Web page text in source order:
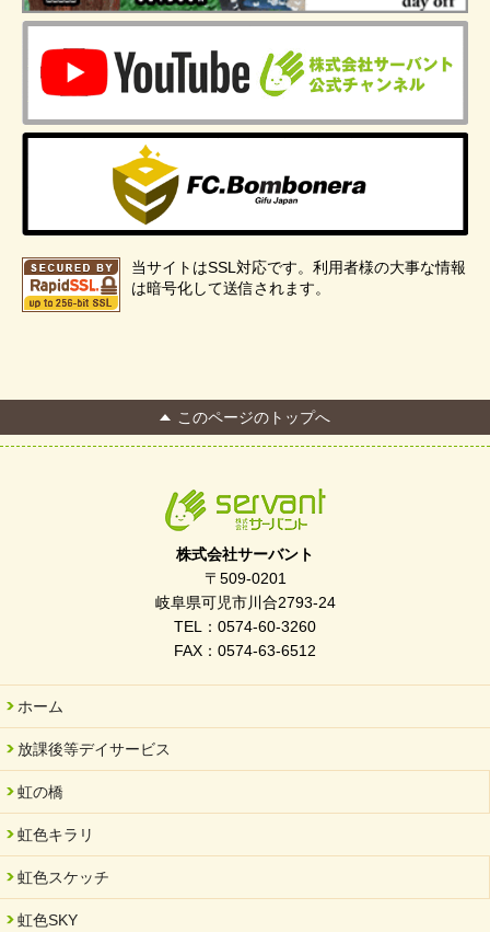
当サイトはSSL対応です。利用者様の大事な情報
は暗号化して送信されます。
このページのトップへ
株式会社サーバント
〒509-0201
岐阜県可児市川合2793-24
TEL：0574-60-3260
FAX：0574-63-6512
ホーム
放課後等デイサービス
虹の橋
虹色キラリ
虹色スケッチ
虹色SKY